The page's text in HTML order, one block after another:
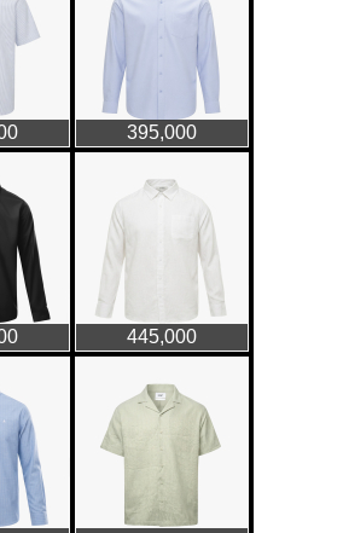
GAP Hoodie biểu tượng
sáng tạo mới của giới trẻ
21/10/2025